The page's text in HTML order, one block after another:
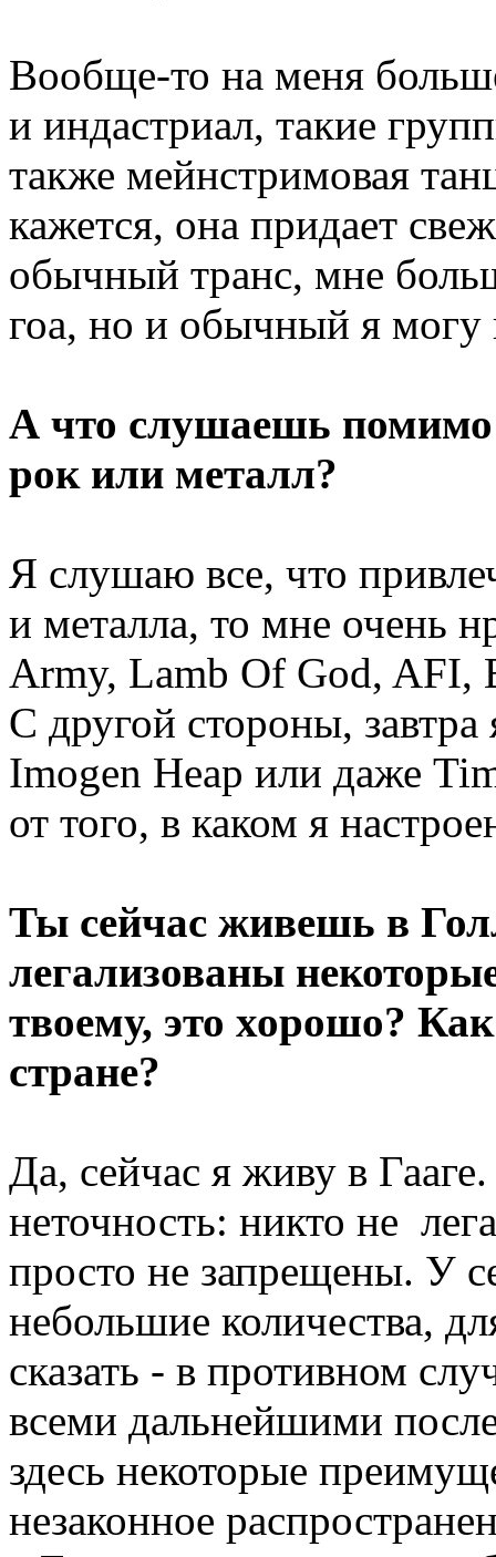
Вообще-то на меня
и индастриал, такие
также мейнстримовая
кажется, она придает
обычный транс, мне
гоа, но и обычный я могу
А что слушаешь
рок или металл?
Я слушаю все, что
и металла, то мне очень
Army, Lamb Of God, AFI,
С другой стороны,
Imogen Heap или даже
от того, в каком я
Ты сейчас живешь в
легализованы
твоему, это хорошо?
стране?
Да, сейчас я живу в
неточность: никто не
просто не запрещены. У
небольшие количества,
сказать - в противном
всеми дальнейшими
здесь некоторые
незаконное